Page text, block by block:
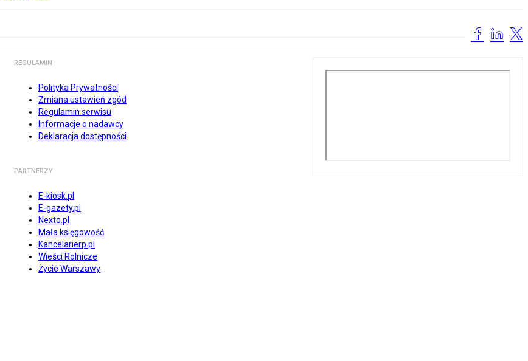
REGULAMIN
Polityka Prywatności
Zmiana ustawień zgód
Regulamin serwisu
Informacje o nadawcy
Deklaracja dostępności
PARTNERZY
E-kiosk.pl
E-gazety.pl
Nexto.pl
Mała księgowość
Kancelarierp.pl
Wieści Rolnicze
Życie Warszawy